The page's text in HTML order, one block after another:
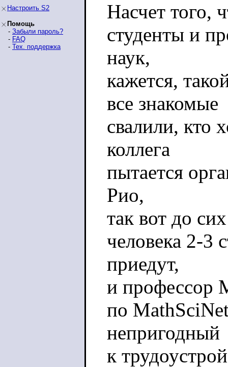
Настроить S2
Помощь
- Забыли пароль?
- FAQ
- Тех. поддержка
Насчет того,
студенты и
наук,
кажется,
все знакомые
свалили, кто
коллега
пытается
Рио,
так вот до
человека 2-3
приедут,
и профессор
по
непригодный
к